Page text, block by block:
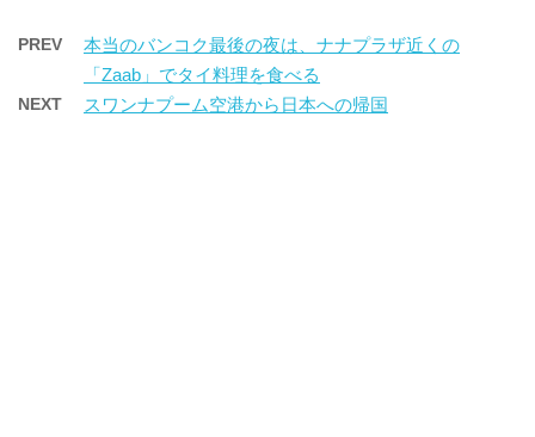
PREV
本当のバンコク最後の夜は、ナナプラザ近くの
「Zaab」でタイ料理を食べる
NEXT スワンナプーム空港から日本への帰国